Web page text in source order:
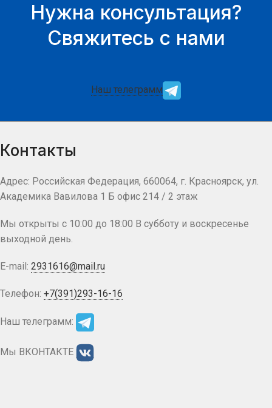
Нужна консультация?
Свяжитесь с нами
Наш телеграмм
Контакты
Адрес: Российская Федерация, 660064, г. Красноярск, ул.
Академика Вавилова 1 Б офис 214 / 2 этаж
Мы открыты с 10:00 до 18:00 В субботу и воскресенье
выходной день.
E-mail: 2931616@mail.ru
Телефон: +7(391)293-16-16
Наш телеграмм:
Мы ВКОНТАКТЕ